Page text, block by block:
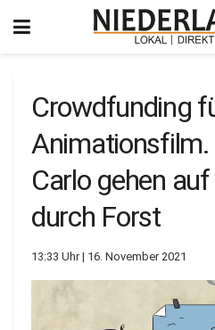
Crowdfunding
Animationsfilm.
Carlo gehen
durch Forst
13:33 Uhr | 16. November 2021